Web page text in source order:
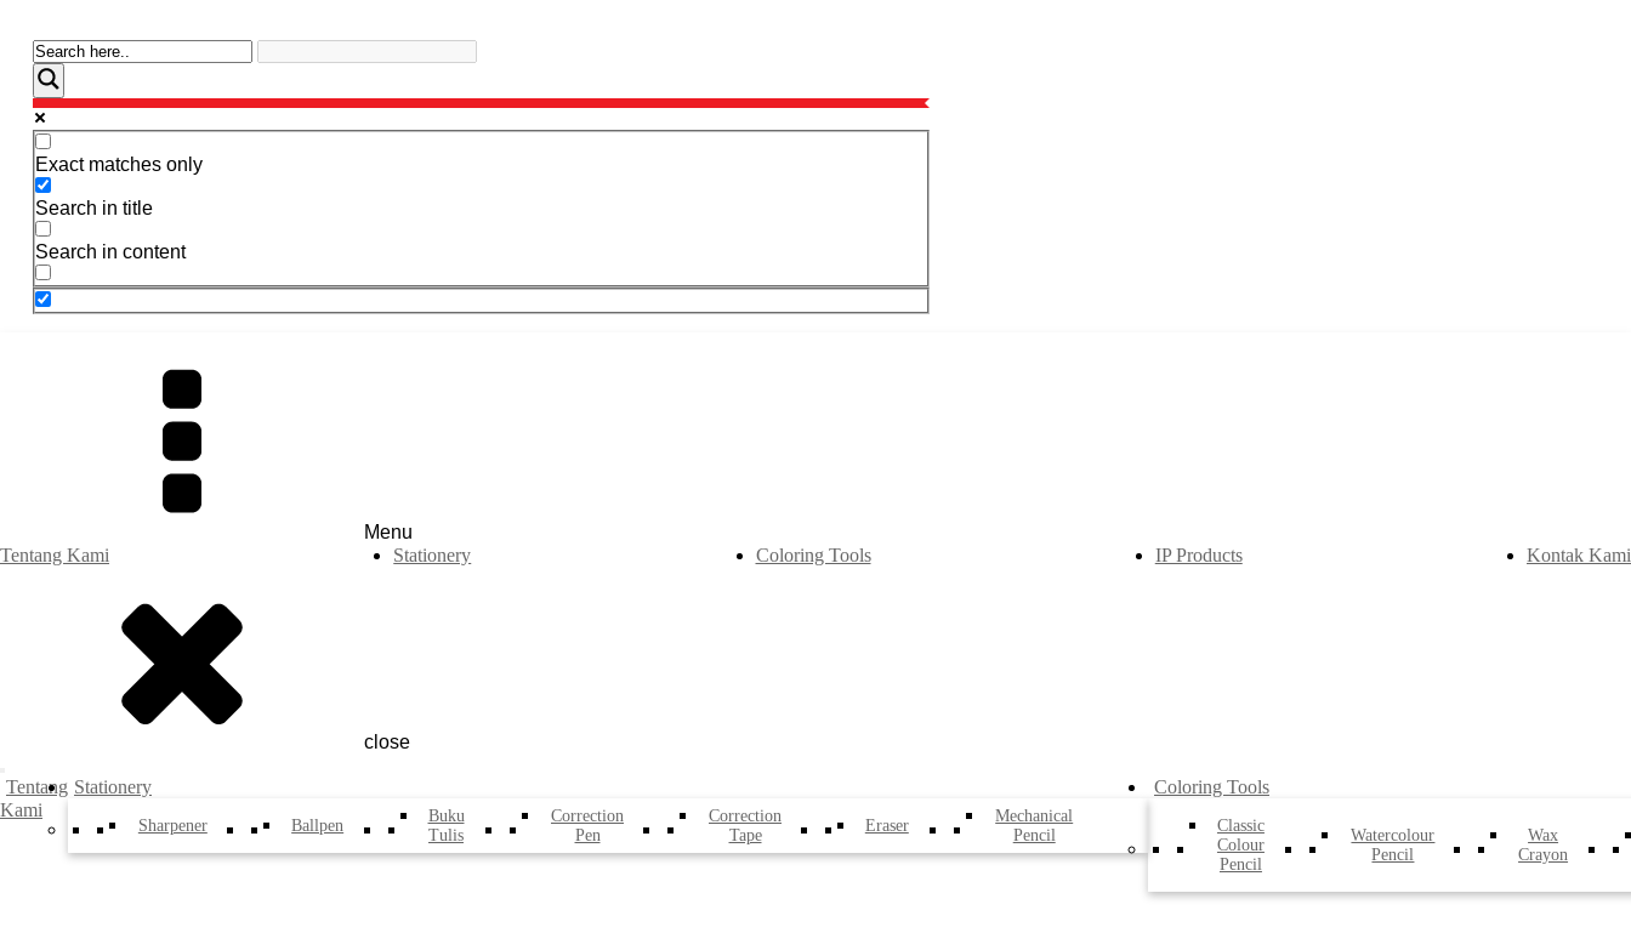
Exact matches only
Search in title
Search in content
Menu
Tentang Kami
Stationery Coloring Tools IP Products Kontak Kami
close
Tentang
Kami
Stationery
Sharpener Ballpen
Buku
Tulis
Correction
Pen
Correction
Tape
Eraser
Mechanical
Pencil
Coloring Tools
Classic
Colour
Pencil
Watercolour
Pencil
Wax
Crayon